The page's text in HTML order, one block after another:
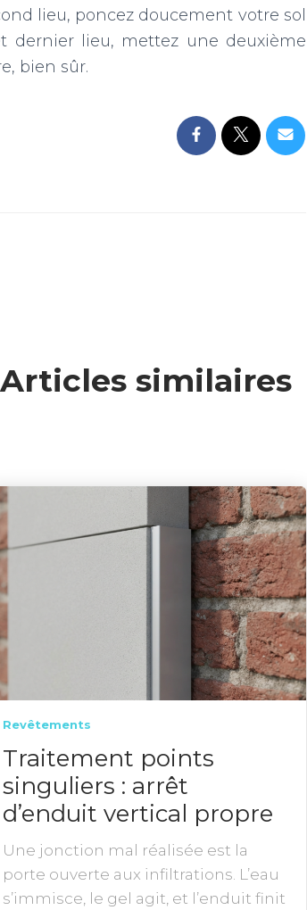
lieu, poncez doucement votre sol
dernier lieu, mettez une deuxième
bien sûr.
Articles similaires
Revêtements
Traitement points
singuliers : arrêt
d’enduit vertical propre
Une jonction mal réalisée est la
porte ouverte aux infiltrations. L’eau
s’immisce, le gel agit, et l’enduit finit